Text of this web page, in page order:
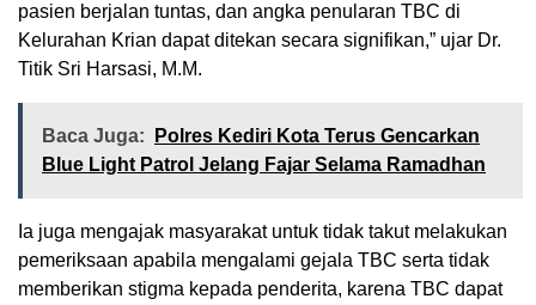
pasien berjalan tuntas, dan angka penularan TBC di
Kelurahan Krian dapat ditekan secara signifikan,” ujar Dr.
Titik Sri Harsasi, M.M.
Baca Juga:
Polres Kediri Kota Terus Gencarkan
Blue Light Patrol Jelang Fajar Selama Ramadhan
Ia juga mengajak masyarakat untuk tidak takut melakukan
pemeriksaan apabila mengalami gejala TBC serta tidak
memberikan stigma kepada penderita, karena TBC dapat